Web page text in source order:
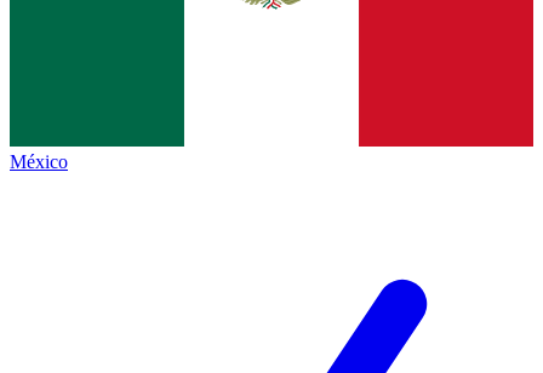
México